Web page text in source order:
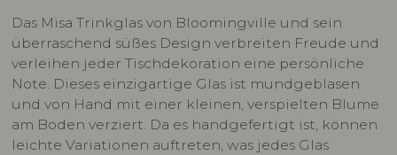
Das Misa Trinkglas von Bloomingville und sein
überraschend süßes Design verbreiten Freude und
verleihen jeder Tischdekoration eine persönliche
Note. Dieses einzigartige Glas ist mundgeblasen
und von Hand mit einer kleinen, verspielten Blume
am Boden verziert. Da es handgefertigt ist, können
leichte Variationen auftreten, was jedes Glas